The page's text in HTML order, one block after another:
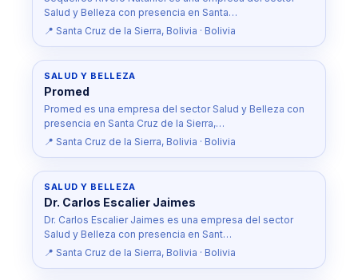
Salud y Belleza con presencia en Santa…
📍 Santa Cruz de la Sierra, Bolivia · Bolivia
SALUD Y BELLEZA
Promed
Promed es una empresa del sector Salud y Belleza con
presencia en Santa Cruz de la Sierra,…
📍 Santa Cruz de la Sierra, Bolivia · Bolivia
SALUD Y BELLEZA
Dr. Carlos Escalier Jaimes
Dr. Carlos Escalier Jaimes es una empresa del sector
Salud y Belleza con presencia en Sant…
📍 Santa Cruz de la Sierra, Bolivia · Bolivia